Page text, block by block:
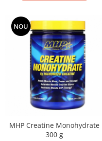
NOU
MHP Creatine Monohydrate
300 g